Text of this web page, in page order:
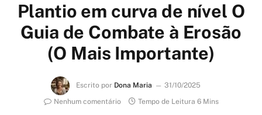
Plantio em curva de nível O
Guia de Combate à Erosão
(O Mais Importante)
Escrito por Dona Maria
31/10/2025
Nenhum comentário
Tempo de Leitura 6 Mins